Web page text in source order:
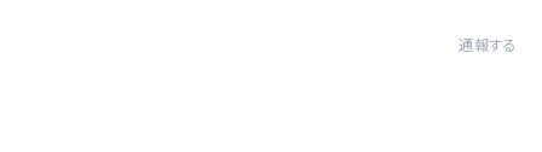
通報する